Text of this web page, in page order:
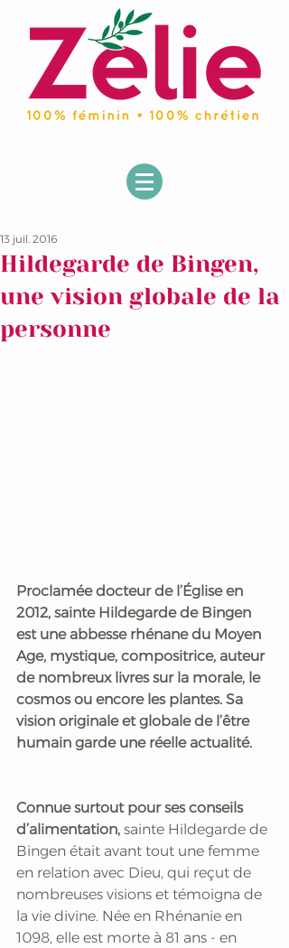
Hildegarde de Bingen,
une vision globale de la
personne
13 juil. 2016
Proclamée docteur de l’Église en
2012, sainte Hildegarde de Bingen
est une abbesse rhénane du Moyen
Age, mystique, compositrice, auteur
de nombreux livres sur la morale, le
cosmos ou encore les plantes. Sa
vision originale et globale de l’être
humain garde une réelle actualité.
Connue surtout pour ses conseils
d’alimentation, sainte Hildegarde de
Bingen était avant tout une femme
en relation avec Dieu, qui reçut de
nombreuses visions et témoigna de
la vie divine. Née en Rhénanie en
1098, elle est morte à 81 ans - en